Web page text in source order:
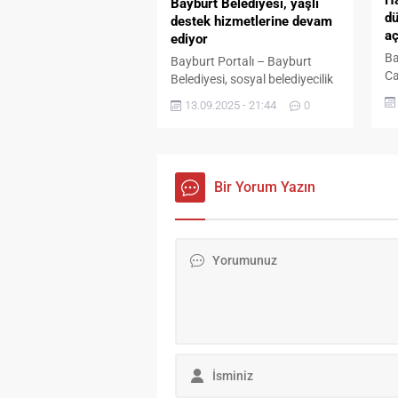
film...
Bayburt Belediyesi, yaşlı
destek hizmetlerine devam
ediyor
Bayburt Portalı – Bayburt
Belediyesi, sosyal belediyecilik
vatandaşların yaşam kalitesini
kapsamında sunulan
hizmetlerle, kimsesiz ve
bakıma muhtaç yaşlılara
Şu ana kadar, Bayburt
13.09.2025 - 21:44 0
Bir Yorum Yazın